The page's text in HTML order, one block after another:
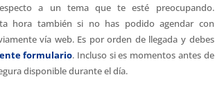
a un tema que te esté preocupando.
hora también si no has podido agendar con
vía web. Es por orden de llegada y debes
formulario. Incluso si es momentos antes de
disponible durante el día.